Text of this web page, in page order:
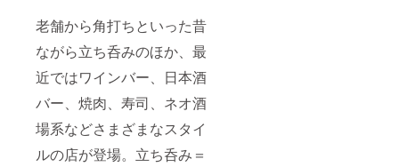
老舗から角打ちといった昔
ながら立ち呑みのほか、最
近ではワインバー、日本酒
バー、焼肉、寿司、ネオ酒
場系などさまざまなスタイ
ルの店が登場。立ち呑み＝